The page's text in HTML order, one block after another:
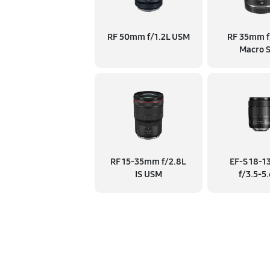
RF 50mm f/1.2L USM
RF 35mm
Macro
RF 15‑35mm f/2.8L
IS USM
EF‑S
f/